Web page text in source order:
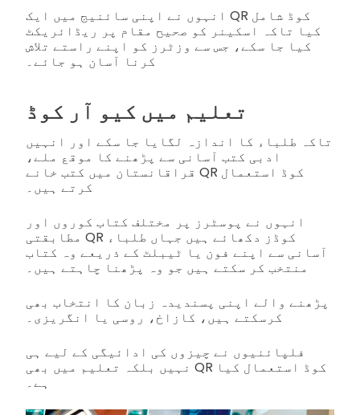
انہوں نے اپنی سائنیج میں ایک QR کوڈ شامل
کیا تاکہ اسکینر کو صحیح مقام پر ریڈائریکٹ
کیا جا سکے، جس سے وزٹرز کو اپنے راستے تلاش
کرنا آسان ہو جائے۔
تعلیم میں کیو آر کوڈ
تاکہ طلباء کا اندازہ لگایا جا سکے اور انہیں
ادبی کتب آسانی سے پڑھنے کا موقع ملے،
قراقانستان میں کتب خانے QR کوڈ استعمال
کرتے ہیں۔
انہوں نے پوسٹرز پر مختلف کتاب کوروں اور
مطابقتی QR کوڈز دکھائے ہیں جہاں طلباء
آسانی سے اپنے فون یا ٹیبلٹ کے ذریعے وہ کتاب
منتخب کر سکتے ہیں جو وہ پڑھنا چاہتے ہیں۔
پڑھنے والے اپنی پسندیدہ زبان کا انتخاب بھی
کرسکتے ہیں، کازاخ، روسی یا انگریزی۔
فلپائنیوں نے چیزوں کی ادائیگی کے لیے ہی
نہیں بلکہ تعلیم میں بھی QR کوڈ استعمال کیا
ہے۔